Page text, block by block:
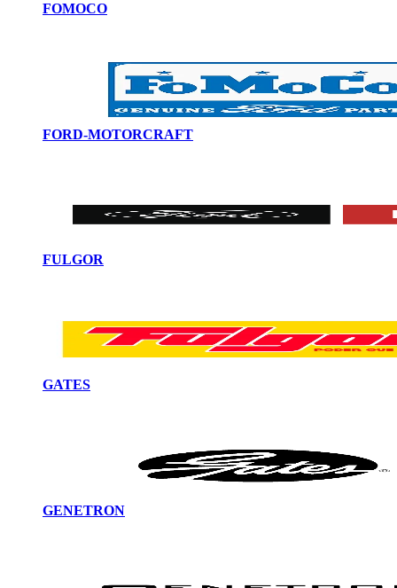
FOMOCO
FORD-MOTORCRAFT
FULGOR
GATES
GENETRON